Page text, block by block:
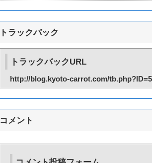
トラックバック
トラックバックURL
http://blog.kyoto-carrot.com/
コメント